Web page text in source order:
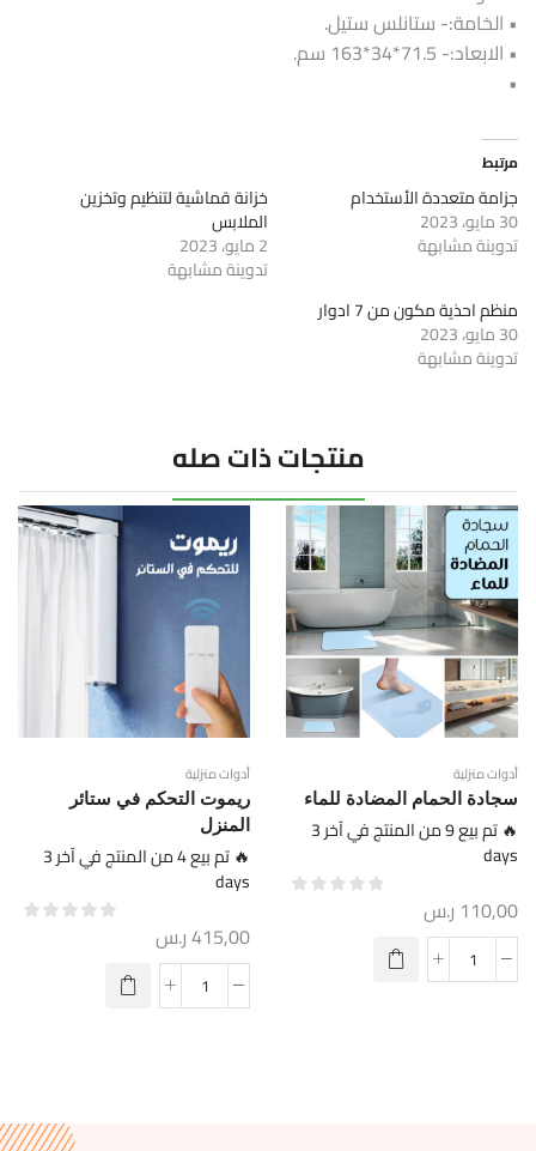
• الخامة:- ستانلس ستيل.
• الابعاد:- 71.5*34*163 سم.
•
مرتبط
جزامة متعددة الأستخدام
30 مايو، 2023
تدوينة مشابهة
خزانة قماشية لتنظيم وتخزين
الملابس
2 مايو، 2023
تدوينة مشابهة
منظم احذية مكون من 7 ادوار
30 مايو، 2023
تدوينة مشابهة
منتجات ذات صله
أدوات منزلية
سجادة الحمام المضادة للماء
🔥 تم بيع 9 من المنتج في آخر 3
days
110,00 ر.س
أدوات منزلية
ريموت التحكم في ستائر
المنزل
🔥 تم بيع 4 من المنتج في آخر 3
days
415,00ر.س